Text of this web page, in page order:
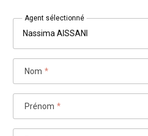
Agent sélectionné
Nassima AISSANI
Nom *
Prénom *